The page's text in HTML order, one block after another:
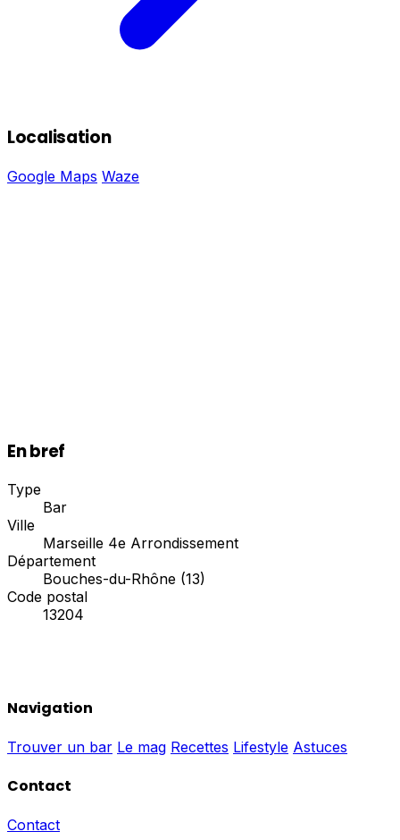
Localisation
Google Maps Waze
En bref
Type
Bar
Ville
Marseille 4e Arrondissement
Département
Bouches-du-Rhône (13)
Code postal
13204
Navigation
Trouver un bar Le mag Recettes Lifestyle Astuces
Contact
Contact